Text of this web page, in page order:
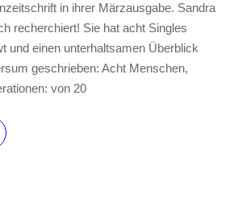
in ihrer Märzausgabe. Sandra
recherchiert! Sie hat acht Singles
und einen unterhaltsamen Überblick
geschrieben: Acht Menschen,
von 20